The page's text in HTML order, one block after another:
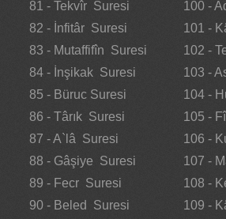
81 - Tekvîr Suresi
82 - İnfitâr Suresi
83 - Mutaffifîn Suresi
84 - İnşikak Suresi
85 - Büruc Suresi
86 - Târık Suresi
87 - A`lâ Suresi
88 - Gâşiye Suresi
89 - Fecr Suresi
90 - Beled Suresi
100 -
101 -
102 -
103 -
104 -
105 -
106 -
107 -
108 -
109 -